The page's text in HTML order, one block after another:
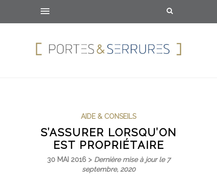
AIDE & CONSEILS
S’ASSURER LORSQU’ON
EST PROPRIÉTAIRE
30 MAI 2016 > Dernière mise à jour le 7
septembre, 2020